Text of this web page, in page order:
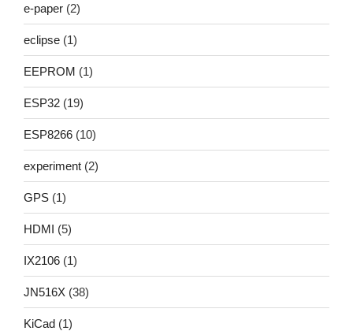
e-paper (2)
eclipse (1)
EEPROM (1)
ESP32 (19)
ESP8266 (10)
experiment (2)
GPS (1)
HDMI (5)
IX2106 (1)
JN516X (38)
KiCad (1)